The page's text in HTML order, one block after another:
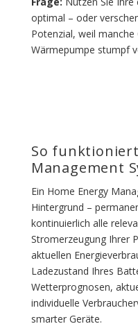
optimal – oder
Potenzial, weil manche
Wärmepumpe stumpf
So
Management
Ein Home Energy
Hintergrund –
kontinuierlich alle
Stromerzeugung Ihrer
aktuellen
Ladezustand Ihres
Wetterprognosen,
individuelle
smarter Geräte.